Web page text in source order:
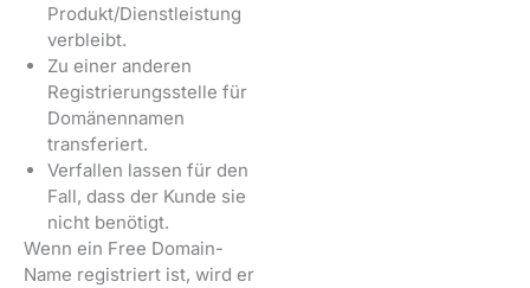
Produkt/Dienstleistung
verbleibt.
Zu einer anderen
Registrierungsstelle für
Domänennamen
transferiert.
Verfallen lassen für den
Fall, dass der Kunde sie
nicht benötigt.
Wenn ein Free Domain-
Name registriert ist, wird er